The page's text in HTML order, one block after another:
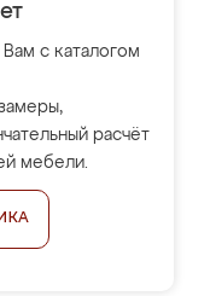
с каталогом
расчёт
мебели.